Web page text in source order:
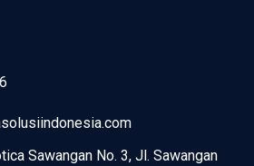
Sawangan No. 3, Jl. Sawangan